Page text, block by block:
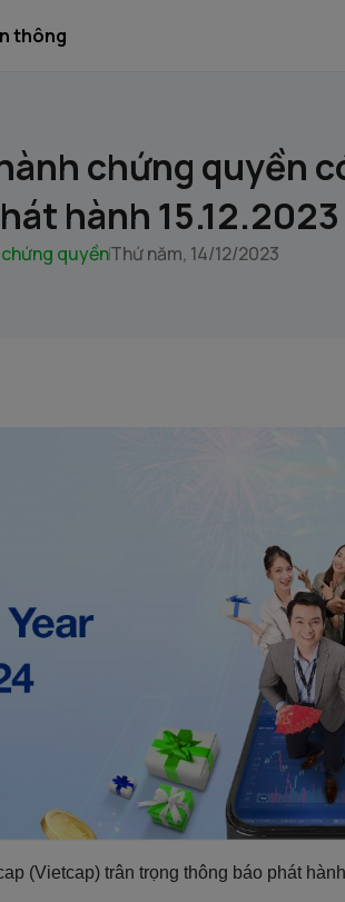
thông
chứng quyền
hành 15.12.2023
quyềnThứ năm, 14/12/2023
(Vietcap) trân trọng thông báo phát